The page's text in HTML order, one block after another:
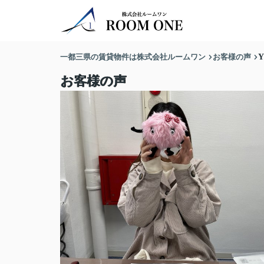
一都三県の賃貸物件は株式会社ルームワン お客様の声
お客様の声